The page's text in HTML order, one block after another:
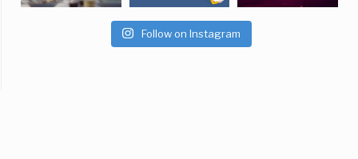
Follow on Instagram